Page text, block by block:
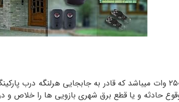
حادثه و یا قطع برق شهری بازویی ها را خلاص و